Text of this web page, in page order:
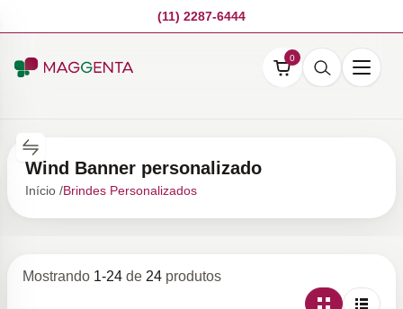
(11) 2287-6444
0
Wind Banner personalizado
Início /Brindes Personalizados
Mostrando 1-24 de 24 produtos